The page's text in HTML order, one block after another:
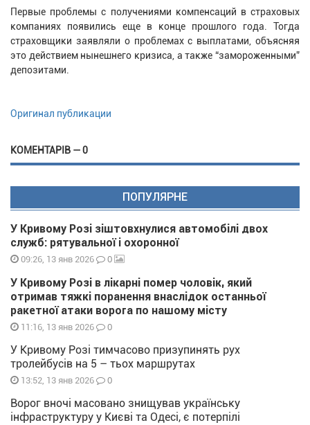
Первые проблемы с получениями компенсаций в страховых
компаниях появились еще в конце прошлого года. Тогда
страховщики заявляли о проблемах с выплатами, объясняя
это действием нынешнего кризиса, а также “замороженными”
депозитами.
Оригинал публикации
КОМЕНТАРІВ — 0
ПОПУЛЯРНЕ
У Кривому Розі зіштовхнулися автомобілі двох
служб: рятувальної і охоронної
09:26, 13 янв 2026 0
У Кривому Розі в лікарні помер чоловік, який
отримав тяжкі поранення внаслідок останньої
ракетної атаки ворога по нашому місту
11:16, 13 янв 2026 0
У Кривому Розі тимчасово призупинять рух
тролейбусів на 5 – тьох маршрутах
13:52, 13 янв 2026 0
Ворог вночі масовано знищував українську
інфраструктуру у Києві та Одесі, є потерпілі